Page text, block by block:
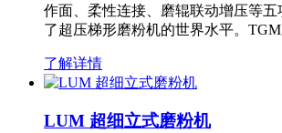
作面、柔性连接、磨辊联动增压等五
了超压梯形磨粉机的世界水平。
了解详情
LUM 超细立式磨粉机